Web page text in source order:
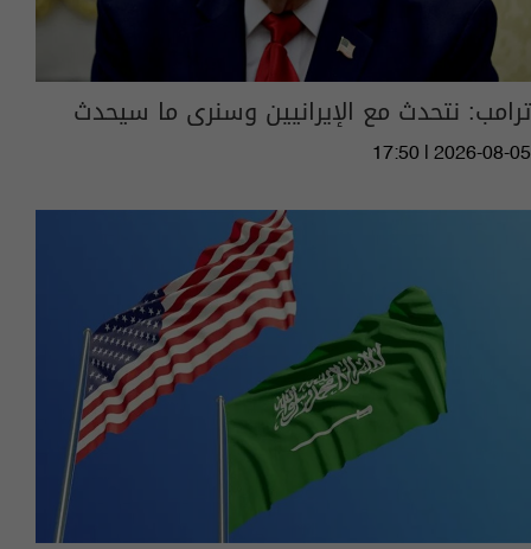
ترامب: نتحدث مع الإيرانيين وسنرى ما سيحدث
17:50 | 2026-08-05